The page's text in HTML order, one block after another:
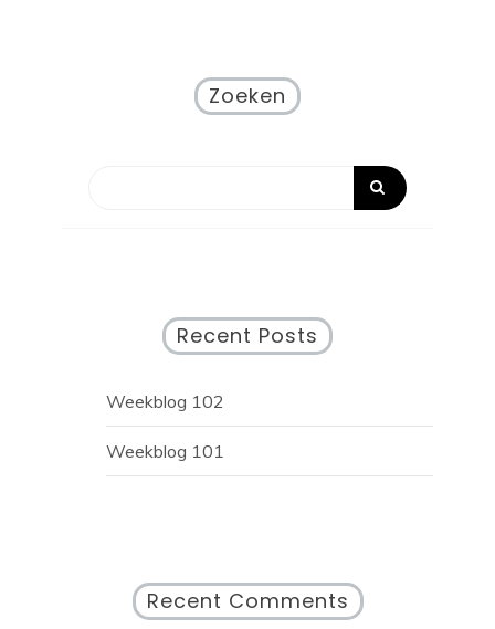
Zoeken
Recent Posts
Weekblog 102
Weekblog 101
Recent Comments